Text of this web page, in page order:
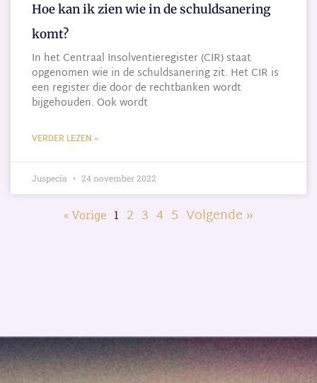
Hoe kan ik zien wie in de schuldsanering
komt?
In het Centraal Insolventieregister (CIR) staat
opgenomen wie in de schuldsanering zit. Het CIR is
een register die door de rechtbanken wordt
bijgehouden. Ook wordt
VERDER LEZEN »
Juspecia 24 november 2022
« Vorige 1 2 3 4 5 Volgende »